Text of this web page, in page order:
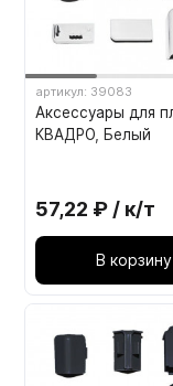
артикул: 39083
Аксессуары для
КВАДРО, Белый
57,22 ₽ / к/т
В корзину